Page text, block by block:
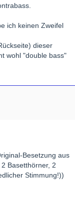
ich keinen Zweifel
dieser
wohl "double bass"
Besetzung aus
Basetthörner, 2
Stimmung!))